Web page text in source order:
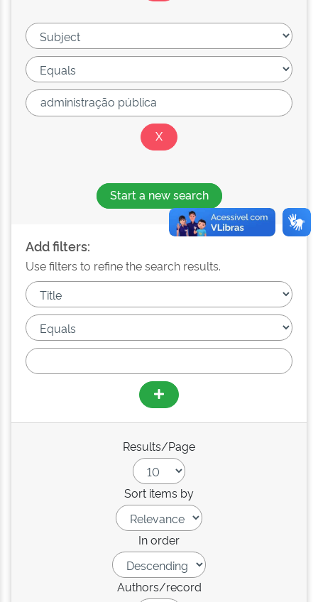
Start a new search
Add filters:
Use filters to refine the search results.
Results/Page
Sort items by
In order
Authors/record